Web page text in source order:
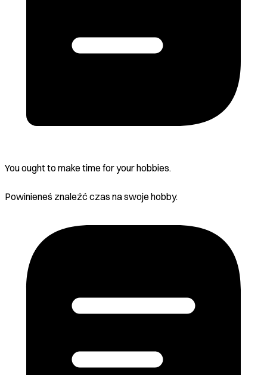
You ought to make time for your hobbies.
Powinieneś znaleźć czas na swoje hobby.